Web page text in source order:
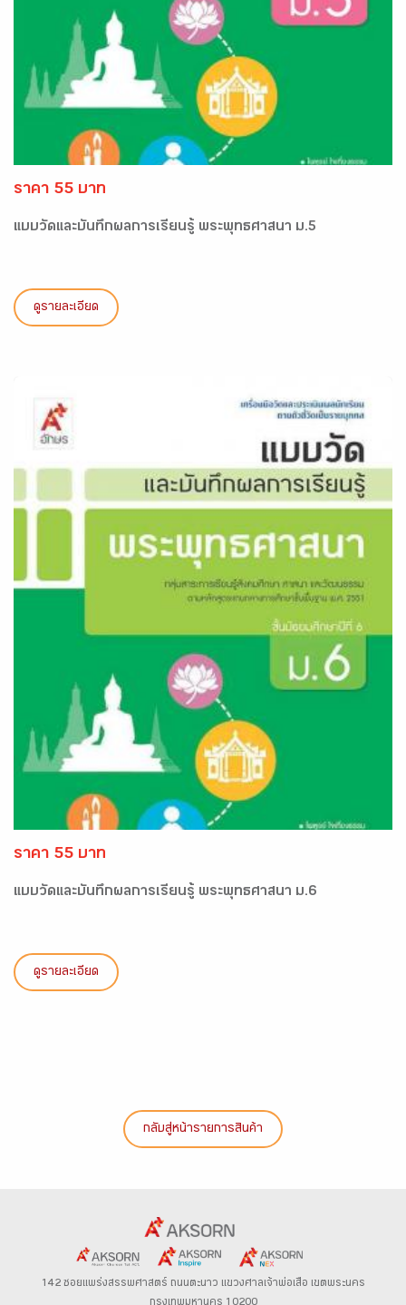
ราคา 55 บาท
แบบวัดและบันทึกผลการเรียนรู้ พระพุทธศาสนา ม.5
ดูรายละเอียด
ราคา 55 บาท
แบบวัดและบันทึกผลการเรียนรู้ พระพุทธศาสนา ม.6
ดูรายละเอียด
กลับสู่หน้ารายการสินค้า
142 ซอยแพร่งสรรพศาสตร์ ถนนตะนาว แขวงศาลเจ้าพ่อเสือ เขตพระนคร
กรุงเทพมหานคร 10200